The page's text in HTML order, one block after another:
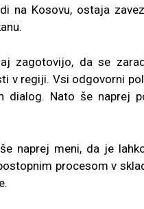
na Kosovu, ostaja
zagotovijo, da se
v regiji. Vsi odgovorni
dialog. Nato še naprej
naprej meni, da je
procesom v